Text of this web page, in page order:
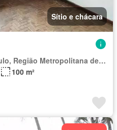
Sítio e chácara
Região Imediata de São Paulo, Região Metropolitana de São Paulo
100 m²